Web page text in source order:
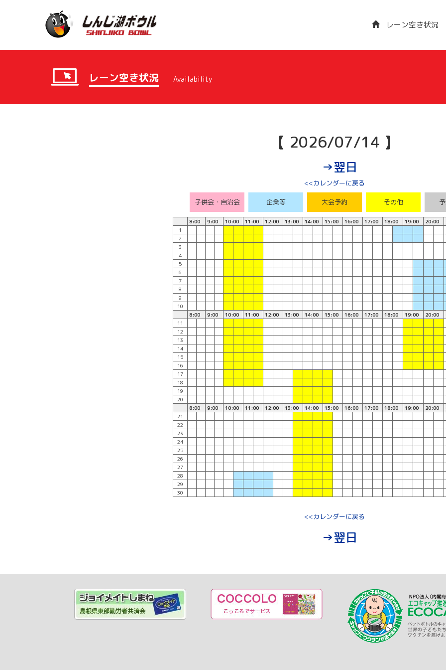
レーン空き状況
レーン空き状況 Availability
【 2026/07/14 】
→翌日
<<カレンダーに戻る
子供会・自治会 企業等 大会予約 その他
8:00 9:00 10:00 11:00 12:00 13:00 14:00 15:00 16:00 17:00 18:00 19:00 20:00
1
2
3
4
5
6
7
8
9
10
8:00
9:00 10:00 11:00 12:00 13:00 14:00 15:00 16:00 17:00 18:00 19:00 20:00
11
12
13
14
15
16
17
18
19
20
8:00
9:00 10:00 11:00 12:00 13:00 14:00 15:00 16:00 17:00 18:00 19:00 20:00
21
22
23
24
25
26
27
28
29
30
<<カレンダーに戻る
→翌日